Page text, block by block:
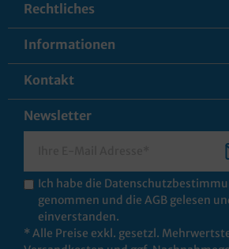
Rechtliches
Informationen
Kontakt
Newsletter
Ich habe die
genommen und die AGB gelesen
einverstanden.
* Alle Preise exkl. gesetzl.